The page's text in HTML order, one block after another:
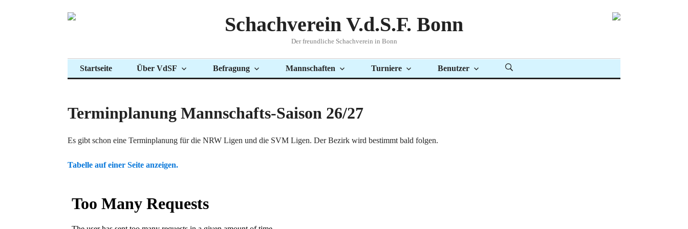
Inhalt
Schachverein V.d.S.F. Bonn
Der freundliche Schachverein in Bonn
Startseite Über VdSF Befragung Mannschaften Turniere Benutzer
Terminplanung Mannschafts-Saison 26/27
Es gibt schon eine Terminplanung für die NRW Ligen und die SVM Ligen. Der Bezirk wird bestimmt bald folgen.
Tabelle auf einer Seite anzeigen.